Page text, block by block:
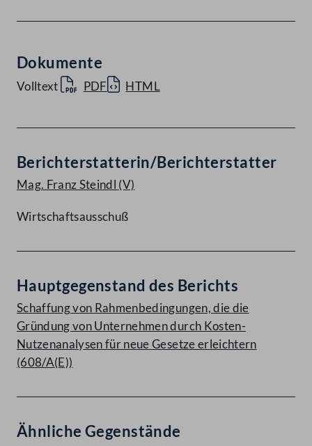
Dokumente
Volltext PDF HTML
Berichterstatterin/Berichterstatter
Mag. Franz Steindl (V)
Wirtschaftsausschuß
Hauptgegenstand des Berichts
Schaffung von Rahmenbedingungen, die die
Gründung von Unternehmen durch Kosten-
Nutzenanalysen für neue Gesetze erleichtern
(608/A(E))
Ähnliche Gegenstände